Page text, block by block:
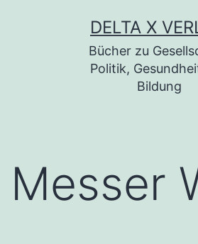
DELTA X
Bücher zu
Politik,
Bildung
Messer